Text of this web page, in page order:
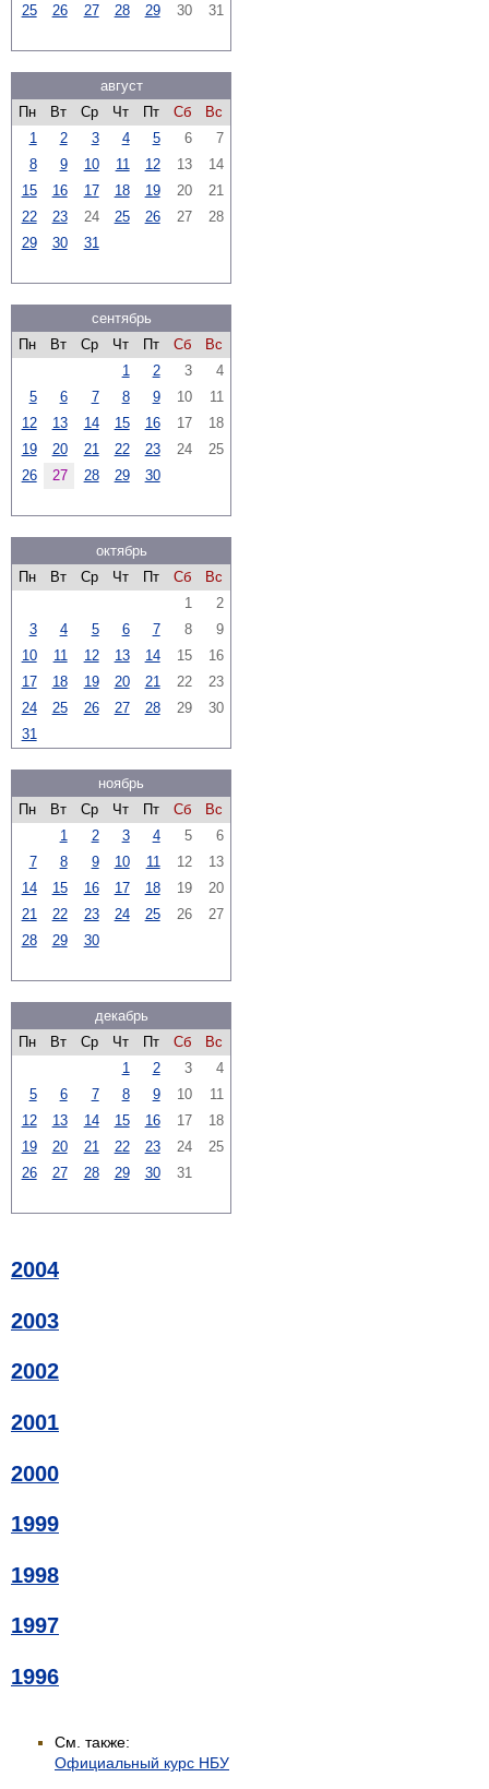
25
26 27 28 29 30 31
август
Пн
Вт Ср Чт Пт Сб
Вс
1
2 3 4 5 6
7
8
9 10 11 12 13
14
15
16 17 18 19 20
21
22
23 24 25 26 27
28
29
30 31
сентябрь
Пн
Вт Ср Чт Пт Сб
Вс
1
2 3
4
5
6 7 8 9 10
11
12
13 14 15 16 17
18
19
20 21 22 23 24
25
26
27 28 29 30
октябрь
Пн
Вт Ср Чт Пт Сб
Вс
1
2
3
4 5 6 7 8
9
10
11 12 13 14 15
16
17
18 19 20 21 22
23
24
25 26 27 28 29
30
31
ноябрь
Пн
Вт Ср Чт Пт Сб
Вс
1
2 3 4 5
6
7
8 9 10 11 12
13
14
15 16 17 18 19
20
21
22 23 24 25 26
27
28
29 30
декабрь
Пн
Вт Ср Чт Пт Сб
Вс
1
2 3
4
5
6 7 8 9 10
11
12
13 14 15 16 17
18
19
20 21 22 23 24
25
26
27 28 29 30 31
2004
2003
2002
2001
2000
1999
1998
1997
1996
См. также:
Официальный курс НБУ